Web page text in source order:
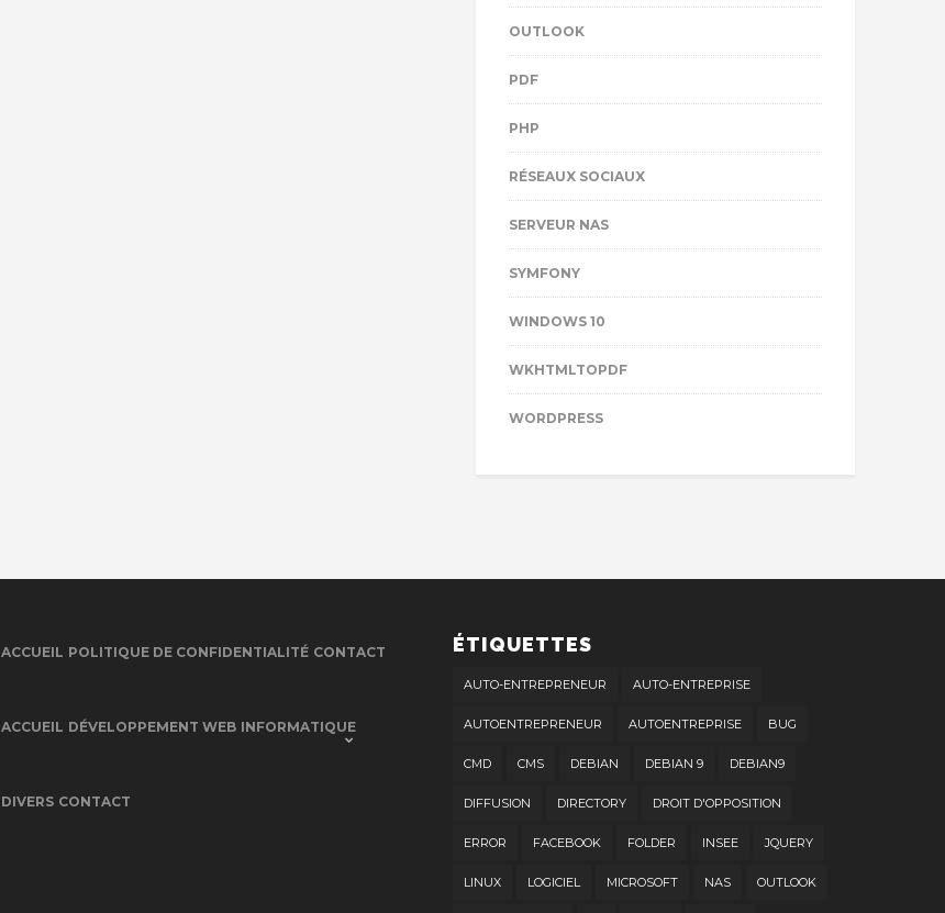
OUTLOOK
PDF
PHP
RÉSEAUX SOCIAUX
SERVEUR NAS
SYMFONY
WINDOWS 10
WKHTMLTOPDF
WORDPRESS
ACCUEIL POLITIQUE DE CONFIDENTIALITÉ CONTACT
ACCUEIL DÉVELOPPEMENT WEB INFORMATIQUE
DIVERS CONTACT
ÉTIQUETTES
AUTO-ENTREPRENEUR AUTO-ENTREPRISE
AUTOENTREPRENEUR AUTOENTREPRISE BUG
CMD CMS DEBIAN DEBIAN 9 DEBIAN9
DIFFUSION DIRECTORY DROIT D'OPPOSITION
ERROR FACEBOOK FOLDER INSEE JQUERY
LINUX LOGICIEL MICROSOFT NAS OUTLOOK